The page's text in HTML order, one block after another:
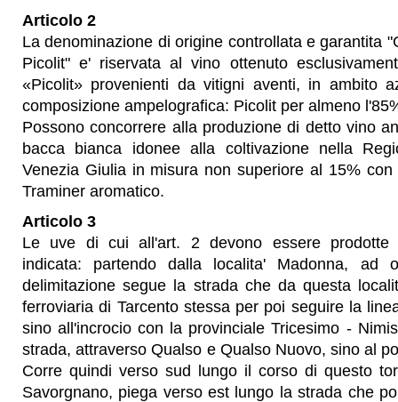
Articolo 2
La denominazione di origine controllata e garantita
Picolit" e' riservata al vino ottenuto
«Picolit» provenienti da vitigni aventi, in ambito
composizione ampelografica: Picolit per almeno
Possono concorrere alla produzione di detto vino
bacca bianca idonee alla coltivazione nella
Venezia Giulia in misura non superiore al 15%
Traminer aromatico.
Articolo 3
Le uve di cui all'art. 2 devono essere prodotte
indicata: partendo dalla localita' Madonna, ad
delimitazione segue la strada che da questa
ferroviaria di Tarcento stessa per poi seguire la
sino all'incrocio con la provinciale Tricesimo -
strada, attraverso Qualso e Qualso Nuovo, sino al
Corre quindi verso sud lungo il corso di questo
Savorgnano, piega verso est lungo la strada che